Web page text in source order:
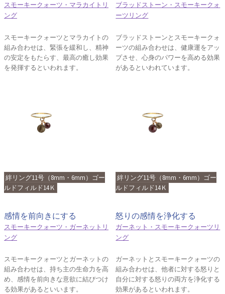
スモーキークォーツ・マラカイトリ
ング
スモーキークォーツとマラカイトの
組み合わせは、緊張を緩和し、精神
の安定をもたらす、最高の癒し効果
を発揮するといわれます。
ブラッドストーン・スモーキークォ
ーツリング
ブラッドストーンとスモーキークォ
ーツの組み合わせは、健康運をアッ
プさせ、心身のパワーを高める効果
があるといわれています。
絆リング11号（8mm・6mm）ゴー
ルドフィルド14Ｋ
感情を前向きにする
スモーキークォーツ・ガーネットリ
ング
スモーキークォーツとガーネットの
組み合わせは、持ち主の生命力を高
め、感情を前向きな意欲に結びつけ
る効果があるといいます。
絆リング11号（8mm・6mm）ゴー
ルドフィルド14Ｋ
怒りの感情を浄化する
ガーネット・スモーキークォーツリ
ング
ガーネットとスモーキークォーツの
組み合わせは、他者に対する怒りと
自分に対する怒りの両方を浄化する
効果があるといわれます。